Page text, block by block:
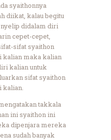
syaithonnya
diikat, kalau begitu
didalam diri
cepet-cepet,
sifat syaithon
kalian maka kalian
kalian untuk
sifat syaithon
kalian.
takkala
ini syaithon ini
dipenjara mereka
sudah banyak